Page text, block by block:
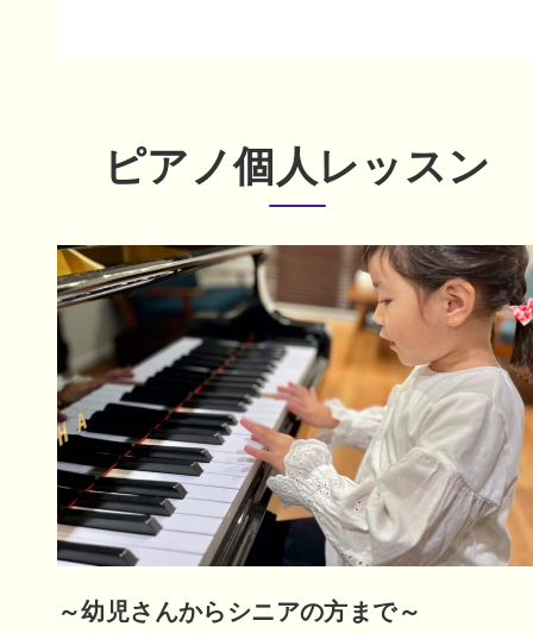
ピアノ個人レッスン
～幼児さんからシニアの方まで～